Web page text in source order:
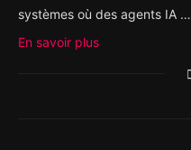
systèmes où des agents IA …
En savoir plus